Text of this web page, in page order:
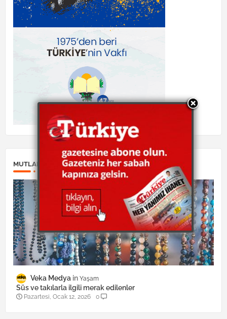
MUTLAKA OKUYUN:
Veka Medya Yaşam
Süs ve takılarla ilgili merak edilenler
Pazartesi, Ocak 12, 2026 0